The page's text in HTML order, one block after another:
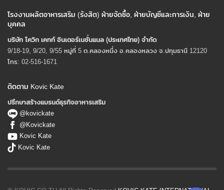
โรงงานผลิตอาหารเสริม (รังสิต) ฝ่ายจัดซื้อ, ฝ่ายบัญชีและการเงิน, ฝ่าย
บุคคล
บริษัท โควิก เคทท์ อินเตอร์เนชั่นแนล (ประเทศไทย) จํากัด
9/18-19, 9/20, 9/55 หมู่ที่ 5 ต.คลองหนึ่ง อ.คลองหลวง จ.ปทุมธานี 12120
โทร: 02-516-1671
ติดตาม Kovic Kate
ปรึกษาสร้างแบรนด์ธุรกิจอาหารเสริม
@kovickate
@Kovickate
Kovic Kate
Kovic Kate